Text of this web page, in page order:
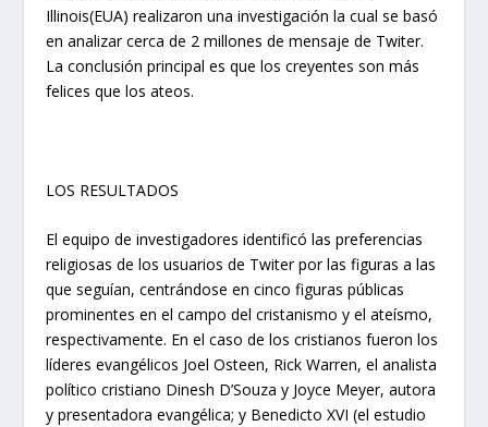
Illinois(EUA) realizaron una investigación la cual se basó
en analizar cerca de 2 millones de mensaje de Twiter.
La conclusión principal es que los creyentes son más
felices que los ateos.
LOS RESULTADOS
El equipo de investigadores identificó las preferencias
religiosas de los usuarios de Twiter por las figuras a las
que seguían, centrándose en cinco figuras públicas
prominentes en el campo del cristanismo y el ateísmo,
respectivamente. En el caso de los cristianos fueron los
líderes evangélicos Joel Osteen, Rick Warren, el analista
político cristiano Dinesh D’Souza y Joyce Meyer, autora
y presentadora evangélica; y Benedicto XVI (el estudio